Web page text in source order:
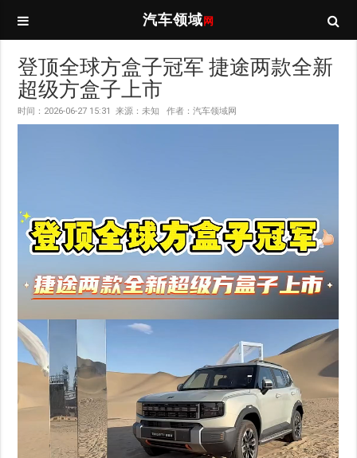
汽车领域 网
登顶全球方盒子冠军 捷途两款全新
超级方盒子上市
时间：2026-06-27 15:31 来源：未知 作者：汽车领域网